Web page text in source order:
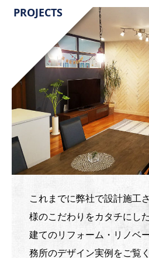
PROJECTS
これまでに弊社で設計施工
様のこだわりをカタチにし
建てのリフォーム・リノベ
務所のデザイン実例をご覧